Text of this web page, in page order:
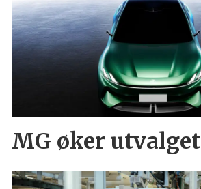
MG øker utvalget